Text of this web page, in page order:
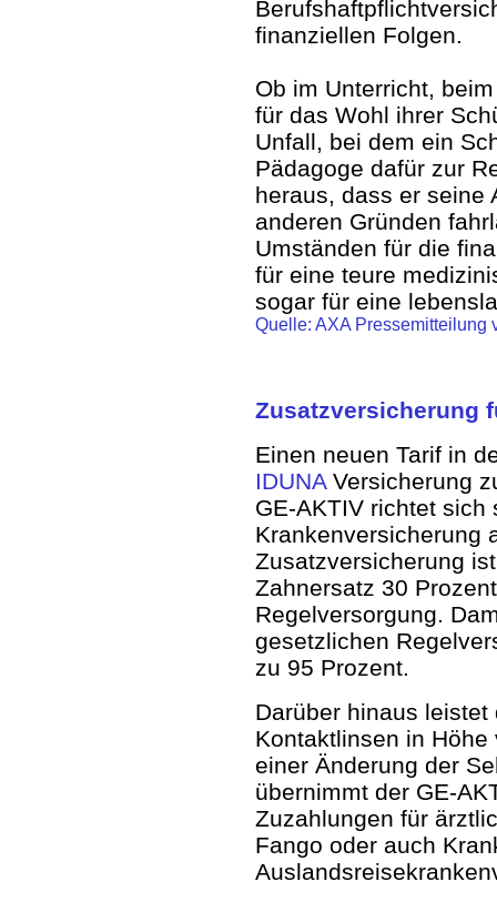
finanziellen Folgen.
Ob im Unterricht,
für das Wohl ihrer
Unfall, bei dem ein
Pädagoge dafür zur
heraus, dass er seine
anderen Gründen
Umständen für die
für eine teure
sogar für eine
Quelle: AXA Pressemitteilung
Zusatzversicherung
Einen neuen Tarif in
IDUNAVersicherung
GE-AKTIV richtet
Krankenversicherung
Zusatzversicherung
Zahnersatz 30
Regelversorgung.
gesetzlichen
zu 95 Prozent.
Darüber hinaus
Kontaktlinsen in
einer Änderung der
übernimmt der GE-
Zuzahlungen für
Fango oder auch